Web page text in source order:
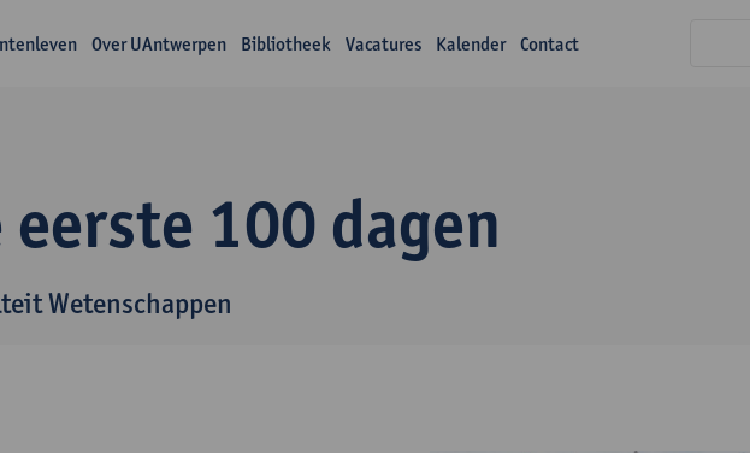
Over UAntwerpen Bibliotheek Vacatures Kalender Contact
eerste 100 dagen
Wetenschappen